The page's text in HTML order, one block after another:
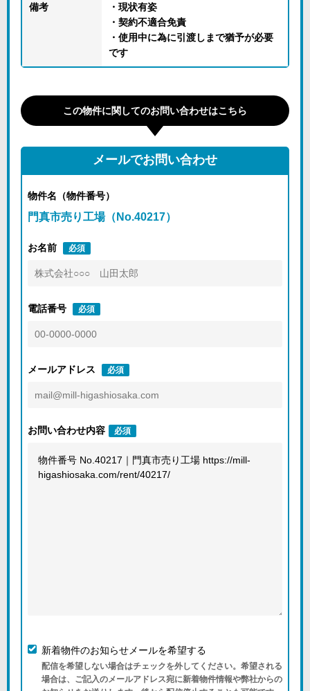
備考
・現状有姿
・契約不適合免責
・使用中に為に引渡しまで猶予が必要
です
この物件に関してのお問い合わせはこちら
メールでお問い合わせ
物件名（物件番号）
門真市売り工場（No.40217）
お名前 必須
電話番号 必須
メールアドレス 必須
お問い合わせ内容 必須
新着物件のお知らせメールを希望する
配信を希望しない場合はチェックを外してください。希望される
場合は、ご記入のメールアドレス宛に新着物件情報や弊社からの